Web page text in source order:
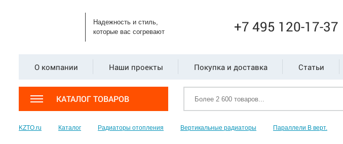
Надежность и стиль,
которые вас согревают
+7 495 120-17-37
О компании Наши проекты Покупка и доставка Статьи
КАТАЛОГ ТОВАРОВ
KZTO.ru Каталог Радиаторы отопления Вертикальные радиаторы Параллели В верт.